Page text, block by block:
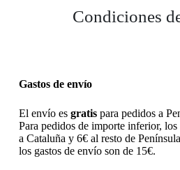
Condiciones
Gastos de envío
El envío es gratispara pedidos a
Para pedidos de importe inferior,
a Cataluña y 6€ al resto de
los gastos de envío son de 15€.